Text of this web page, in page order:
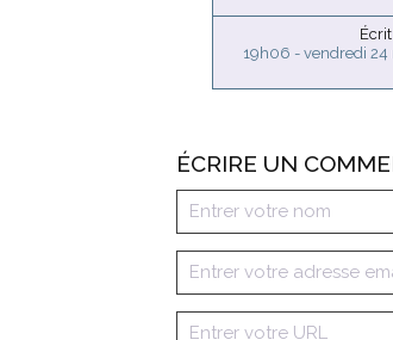
19h06 - vendredi 24
ÉCRIRE UN